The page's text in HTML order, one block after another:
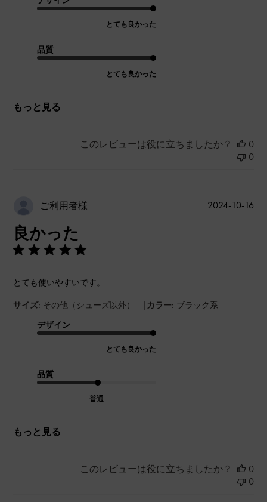
とても良かった
品質
とても良かった
もっと見る
このレビューは役に立ちましたか？
0
0
ご利用者様
良かった
とても使いやすいです。
サイズ: その他（シューズ以外） | カラー: ブラック系
デザイン
とても良かった
品質
普通
もっと見る
公
2024-10-16
このレビューは役に立ちましたか？
0
0